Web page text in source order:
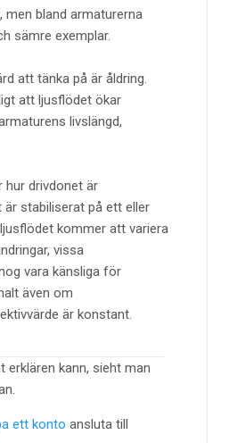
men bland armaturerna
sämre exemplar.
att tänka på är åldring.
att ljusflödet ökar
livslängd,
hur drivdonet är
stabiliserat på ett eller
kommer att variera
vissa
vara känsliga för
även om
är konstant.
erklären kann, sieht man
ett konto ansluta till